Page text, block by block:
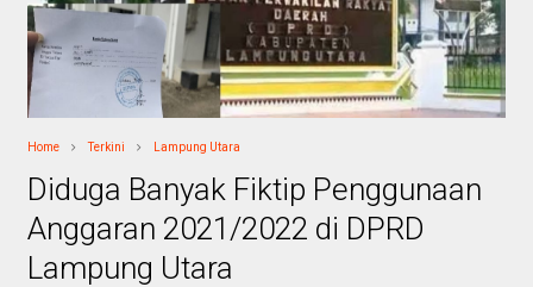
Home Terkini Lampung Utara
Diduga Banyak Fiktip Penggunaan
Anggaran 2021/2022 di DPRD
Lampung Utara